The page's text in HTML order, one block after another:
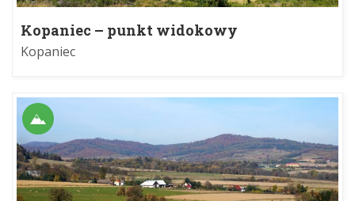
Kopaniec – punkt widokowy
Kopaniec